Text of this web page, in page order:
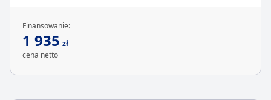
Finansowanie:
1 935 zł
cena netto